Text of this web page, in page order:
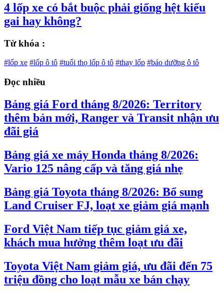
4 lốp xe có bắt buộc phải giống hệt kiểu
gai hay không?
Từ khóa :
#lốp xe #lốp ô tô #tuổi thọ lốp ô tô #thay lốp #bảo dưỡng ô tô
Đọc nhiều
Bảng giá Ford tháng 8/2026: Territory
thêm bản mới, Ranger và Transit nhận ưu
đãi giá
Bảng giá xe máy Honda tháng 8/2026:
Vario 125 nâng cấp và tăng giá nhẹ
Bảng giá Toyota tháng 8/2026: Bổ sung
Land Cruiser FJ, loạt xe giảm giá mạnh
Ford Việt Nam tiếp tục giảm giá xe,
khách mua hưởng thêm loạt ưu đãi
Toyota Việt Nam giảm giá, ưu đãi đến 75
triệu đồng cho loạt mẫu xe bán chạy